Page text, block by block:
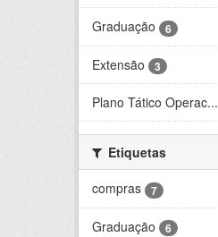
Graduação 6
Extensão 3
Plano Tático Operac...
Etiquetas
compras
7
Graduação 6